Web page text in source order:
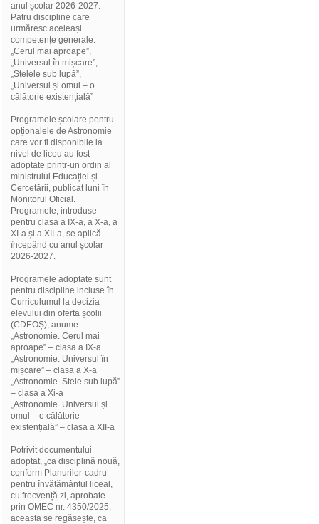
anul școlar 2026-2027.
Patru discipline care
urmăresc aceleași
competențe generale:
„Cerul mai aproape”,
„Universul în mișcare”,
„Stelele sub lupă”,
„Universul și omul – o
călătorie existențială”
Programele școlare pentru
opționalele de Astronomie
care vor fi disponibile la
nivel de liceu au fost
adoptate printr-un ordin al
ministrului Educației și
Cercetării, publicat luni în
Monitorul Oficial.
Programele, introduse
pentru clasa a IX-a, a X-a, a
XI-a și a XII-a, se aplică
începând cu anul școlar
2026-2027.
Programele adoptate sunt
pentru discipline incluse în
Curriculumul la decizia
elevului din oferta școlii
(CDEOȘ), anume:
„Astronomie. Cerul mai
aproape” – clasa a IX-a
„Astronomie. Universul în
mișcare” – clasa a X-a
„Astronomie. Stele sub lupă”
– clasa a Xi-a
„Astronomie. Universul și
omul – o călătorie
existențială” – clasa a XII-a
Potrivit documentului
adoptat, „ca disciplină nouă,
conform Planurilor-cadru
pentru învățământul liceal,
cu frecvență zi, aprobate
prin OMEC nr. 4350/2025,
aceasta se regăsește, ca